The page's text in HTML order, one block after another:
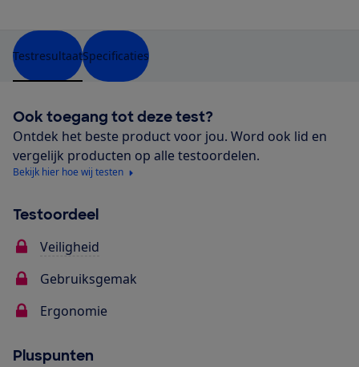
TestresultaatSpecificaties
Ook toegang tot deze test?
Ontdek het beste product voor jou. Word ook lid en
vergelijk producten op alle testoordelen.
Bekijk hier hoe wij testen
Testoordeel
Veiligheid
Gebruiksgemak
Ergonomie
Pluspunten